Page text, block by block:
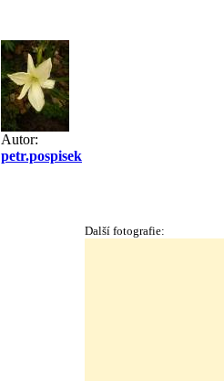
Autor:
petr.pospisek
Další fotografie: